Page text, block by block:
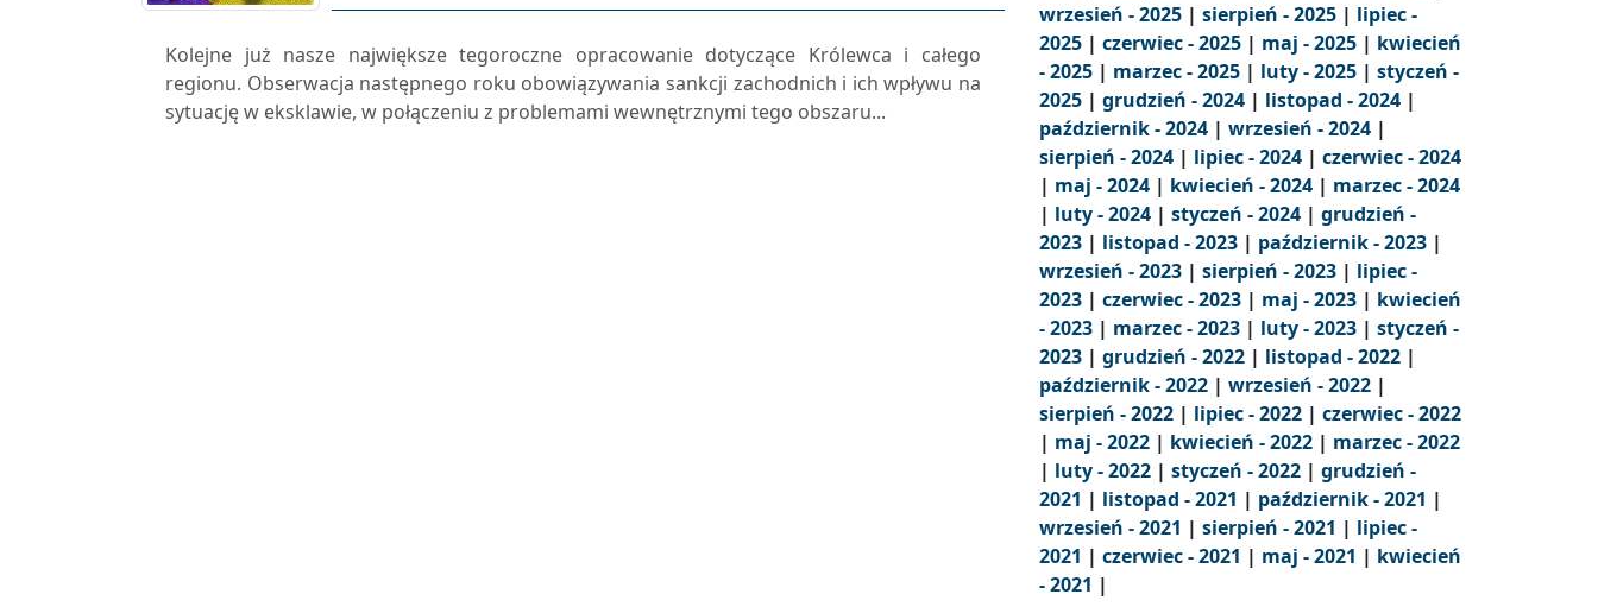
Kolejne już nasze największe tegoroczne opracowanie dotyczące Królewca i całego
regionu. Obserwacja następnego roku obowiązywania sankcji zachodnich i ich wpływu na
sytuację w eksklawie, w połączeniu z problemami wewnętrznymi tego obszaru...
wrzesień - 2025 | sierpień - 2025 | lipiec -
2025 | czerwiec - 2025 | maj - 2025 | kwiecień
- 2025 | marzec - 2025 | luty - 2025 | styczeń -
2025 | grudzień - 2024 | listopad - 2024 |
październik - 2024 | wrzesień - 2024 |
sierpień - 2024 | lipiec - 2024 | czerwiec - 2024
| maj - 2024 | kwiecień - 2024 | marzec - 2024
| luty - 2024 | styczeń - 2024 | grudzień -
2023 | listopad - 2023 | październik - 2023 |
wrzesień - 2023 | sierpień - 2023 | lipiec -
2023 | czerwiec - 2023 | maj - 2023 | kwiecień
- 2023 | marzec - 2023 | luty - 2023 | styczeń -
2023 | grudzień - 2022 | listopad - 2022 |
październik - 2022 | wrzesień - 2022 |
sierpień - 2022 | lipiec - 2022 | czerwiec - 2022
| maj - 2022 | kwiecień - 2022 | marzec - 2022
| luty - 2022 | styczeń - 2022 | grudzień -
2021 | listopad - 2021 | październik - 2021 |
wrzesień - 2021 | sierpień - 2021 | lipiec -
2021 | czerwiec - 2021 | maj - 2021 | kwiecień
- 2021 |